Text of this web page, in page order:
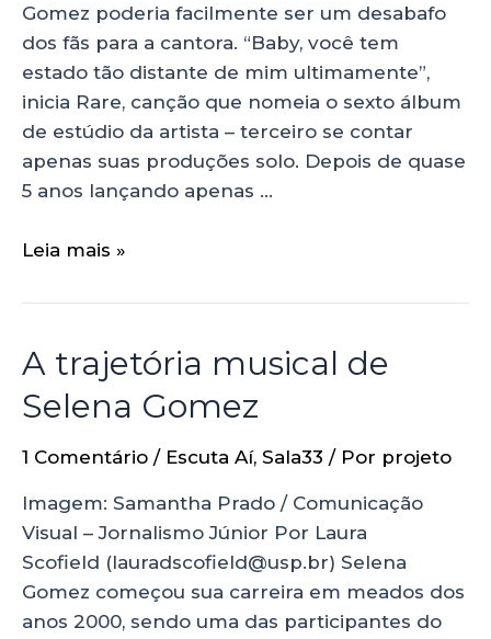
Gomez poderia facilmente ser um desabafo
dos fãs para a cantora. “Baby, você tem
estado tão distante de mim ultimamente”,
inicia Rare, canção que nomeia o sexto álbum
de estúdio da artista – terceiro se contar
apenas suas produções solo. Depois de quase
5 anos lançando apenas …
Leia mais »
A trajetória musical de
Selena Gomez
1 Comentário / Escuta Aí, Sala33 / Por projeto
Imagem: Samantha Prado / Comunicação
Visual – Jornalismo Júnior Por Laura
Scofield (lauradscofield@usp.br) Selena
Gomez começou sua carreira em meados dos
anos 2000, sendo uma das participantes do